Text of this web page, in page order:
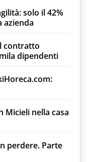
solo il 42%
azienda
contratto
dipendenti
Micieli nella casa
perdere. Parte